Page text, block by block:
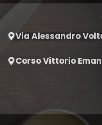
Via Alessandro
Corso Vittorio